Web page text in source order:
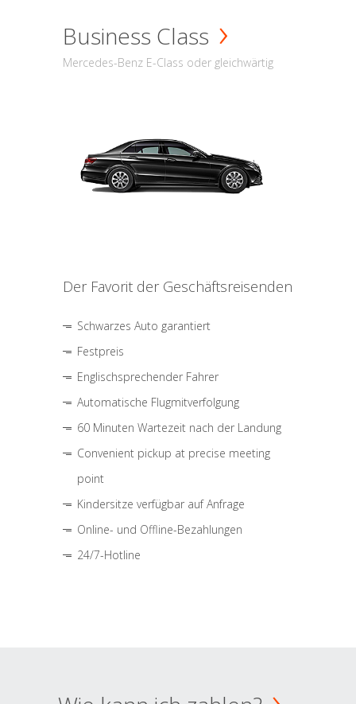
Business Class
Mercedes-Benz E-Class oder gleichwärtig
Der Favorit der Geschäftsreisenden
Schwarzes Auto garantiert
Festpreis
Englischsprechender Fahrer
Automatische Flugmitverfolgung
60 Minuten Wartezeit nach der Landung
Convenient pickup at precise meeting
point
Kindersitze verfügbar auf Anfrage
Online- und Offline-Bezahlungen
24/7-Hotline